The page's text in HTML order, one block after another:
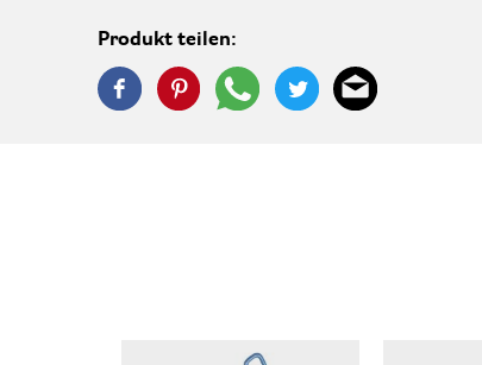
Produkt teilen: